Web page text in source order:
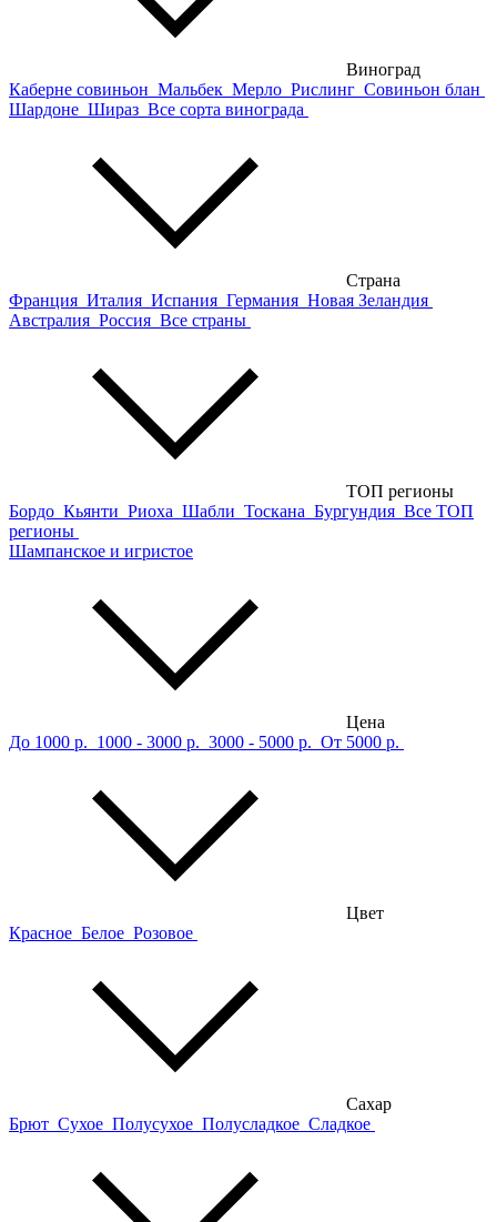
Виноград
Каберне совиньон Мальбек Мерло Рислинг Совиньон блан
Шардоне Шираз Все сорта винограда
Страна
Франция Италия Испания Германия Новая Зеландия
Австралия Россия Все страны
ТОП регионы
Бордо Кьянти Риоха Шабли Тоскана Бургундия Все ТОП
регионы
Шампанское и игристое
Цена
До 1000 р. 1000 - 3000 р. 3000 - 5000 р. От 5000 р.
Цвет
Красное Белое Розовое
Сахар
Брют Сухое Полусухое Полусладкое Сладкое